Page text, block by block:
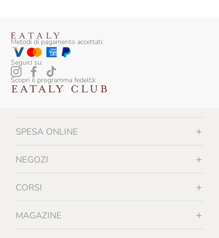
Metodi di pagamento accettati:
Seguici su:
Scopri il programma fedeltà:
SPESA ONLINE
NEGOZI
CORSI
MAGAZINE